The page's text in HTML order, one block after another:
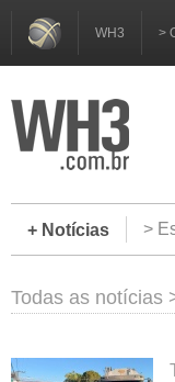
WH3 >
+ Notícias >
Todas as notícias